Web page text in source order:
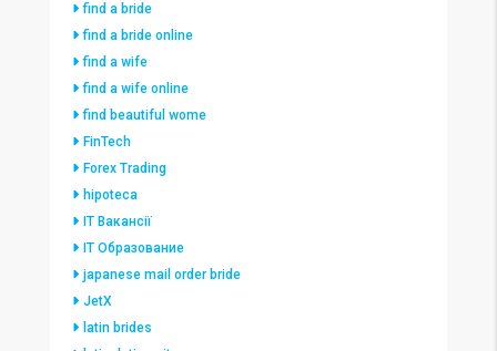
find a bride
find a bride online
find a wife
find a wife online
find beautiful wome
FinTech
Forex Trading
hipoteca
IT Вакансії
IT Образование
japanese mail order bride
JetX
latin brides